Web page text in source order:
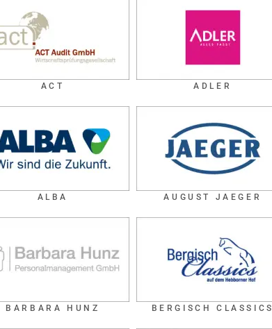
ACT ADLER
ALBA AUGUST JAEGER
BARBARA HUNZ BERGISCH CLASSICS